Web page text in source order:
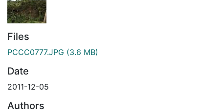
Files
PCCC0777.JPG (3.6 MB)
Date
2011-12-05
Authors